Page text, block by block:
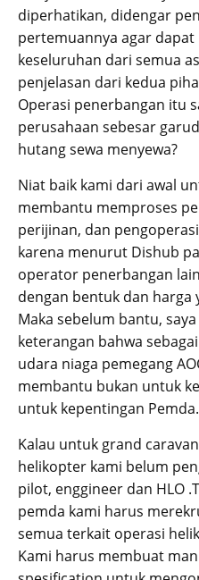
diperhatikan, didengar
pertemuannya agar dapat
keseluruhan dari semua
penjelasan dari kedua
Operasi penerbangan itu
perusahaan sebesar
hutang sewa menyewa?
Niat baik kami dari awal
membantu memproses
perijinan, dan
karena menurut Dishub
operator penerbangan
dengan bentuk dan harga
Maka sebelum bantu,
keterangan bahwa
udara niaga pemegang
membantu bukan untuk
untuk kepentingan Pemda.
Kalau untuk grand
helikopter kami belum
pilot, enggineer dan HLO
pemda kami harus
semua terkait operasi
Kami harus membuat